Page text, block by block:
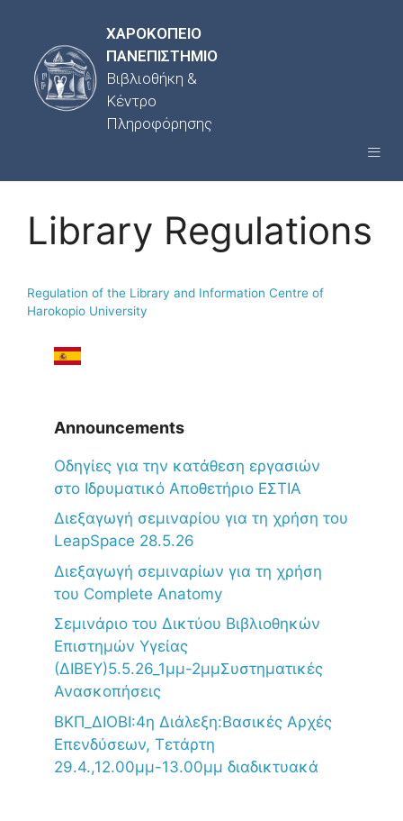
ΧΑΡΟΚΟΠΕΙΟ
ΠΑΝΕΠΙΣΤΗΜΙΟ
Βιβλιοθήκη &
Κέντρο
Πληροφόρησης
Library Regulations
Regulation of the Library and Information Centre of
Harokopio University
Announcements
Oδηγίες για την κατάθεση εργασιών
στο Ιδρυματικό Αποθετήριο ΕΣΤΙΑ
Διεξαγωγή σεμιναρίου για τη χρήση του
LeapSpace 28.5.26
Διεξαγωγή σεμιναρίων για τη χρήση
του Complete Anatomy
Σεμινάριο του Δικτύου Βιβλιοθηκών
Επιστημών Υγείας
(ΔΙΒΕΥ)5.5.26_1μμ-2μμΣυστηματικές
Ανασκοπήσεις
ΒΚΠ_ΔΙΟΒΙ:4η Διάλεξη:Βασικές Αρχές
Επενδύσεων, Τετάρτη
29.4.,12.00μμ-13.00μμ διαδικτυακά